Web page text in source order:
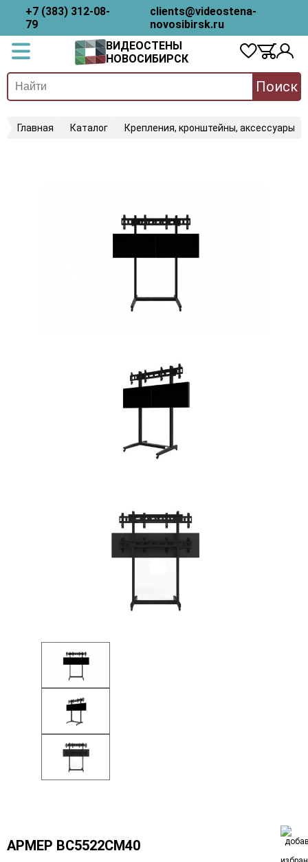
+7 (383) 312-08-
79
clients@videostena-
novosibirsk.ru
ВИДЕОСТЕНЫ
НОВОСИБИРСК
Поиск
Главная Каталог Крепления, кронштейны, аксессуары
АРМЕР ВС5522СМ40